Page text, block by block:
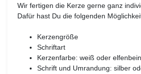
Wir fertigen die Kerze gerne ganz
Dafür hast Du die folgenden
Kerzengröße
Schriftart
Kerzenfarbe: weiß oder elfenbein
Schrift und Umrandung: silber